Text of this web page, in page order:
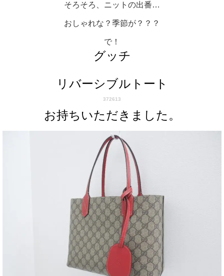
そろそろ、ニットの出番…
おしゃれな？季節が？？？
で！
グッチ
リバーシブルトート
372613
お持ちいただきました。